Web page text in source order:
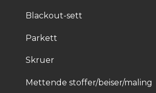
Blackout-sett
Parkett
Skruer
Mettende stoffer/beiser/maling